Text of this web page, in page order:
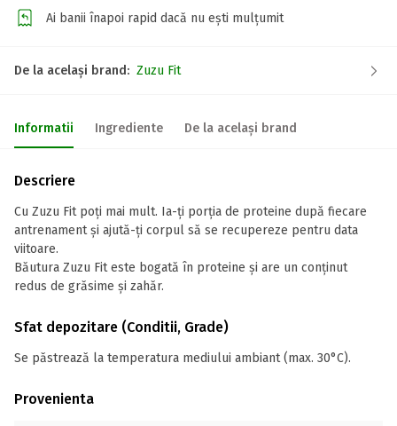
Ai banii înapoi rapid dacă nu ești mulțumit
De la același brand: Zuzu Fit
Informatii Ingrediente De la același brand
Descriere
Cu Zuzu Fit poți mai mult. Ia-ți porția de proteine după fiecare
antrenament și ajută-ți corpul să se recupereze pentru data
viitoare.
Băutura Zuzu Fit este bogată în proteine și are un conținut
redus de grăsime și zahăr.
Sfat depozitare (Conditii, Grade)
Se păstrează la temperatura mediului ambiant (max. 30°C).
Provenienta